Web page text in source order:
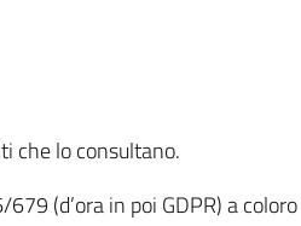
che lo consultano.
(d’ora in poi GDPR) a